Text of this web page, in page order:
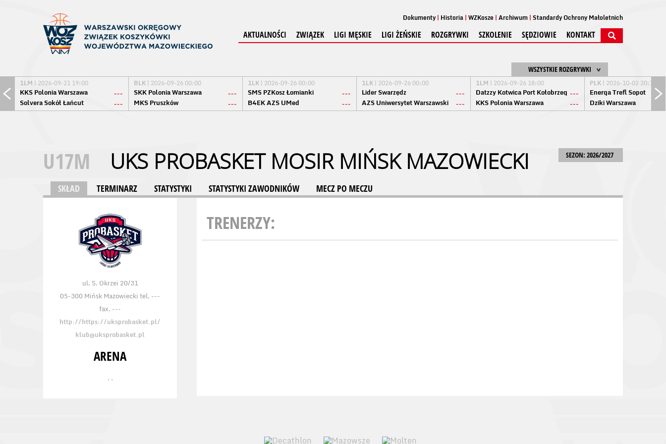
Dokumenty Historia WZKosze Archiwum Standardy Ochrony Małoletnich
AKTUALNOŚCI ZWIĄZEK LIGI MĘSKIE LIGI ŻEŃSKIE ROZGRYWKI SZKOLENIE SĘDZIOWIE KONTAKT
WSZYSTKIE ROZGRYWKI
1LM | 2026-09-21 19:00
KKS Polonia Warszawa
---
Solvera Sokół Łańcut
---
BLK | 2026-09-26 00:00
SKK Polonia Warszawa
---
MKS Pruszków
---
1LK | 2026-09-26 00:00
SMS PZKosz Łomianki
---
B4EK AZS UMed
---
1LK | 2026-09-26 00:00
Lider Swarzędz
---
AZS Uniwersytet Warszawski
---
1LM | 2026-09-26 18:00
Datzzy Kotwica Port Kołobrzeg ---
KKS Polonia Warszawa
---
PLK | 2026-10-02 20:15
Energa Trefl Sopot
Dziki Warszawa
SEZON: 2026/2027
U17M UKS PROBASKET MOSIR MIŃSK MAZOWIECKI
SKŁAD TERMINARZ STATYSTYKI STATYSTYKI ZAWODNIKÓW MECZ PO MECZU
ul. S. Okrzei 20/31
05-300 Mińsk Mazowiecki tel. ---
fax. ---
http://https://uksprobasket.pl/
klub@uksprobasket.pl
ARENA
, ,
TRENERZY: